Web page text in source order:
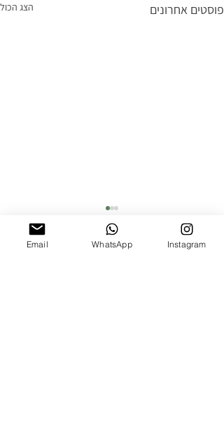
פוסטים אחרונים הצג הכול
Email WhatsApp Instagram